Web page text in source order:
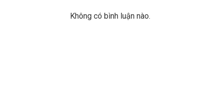
Không có bình luận nào.